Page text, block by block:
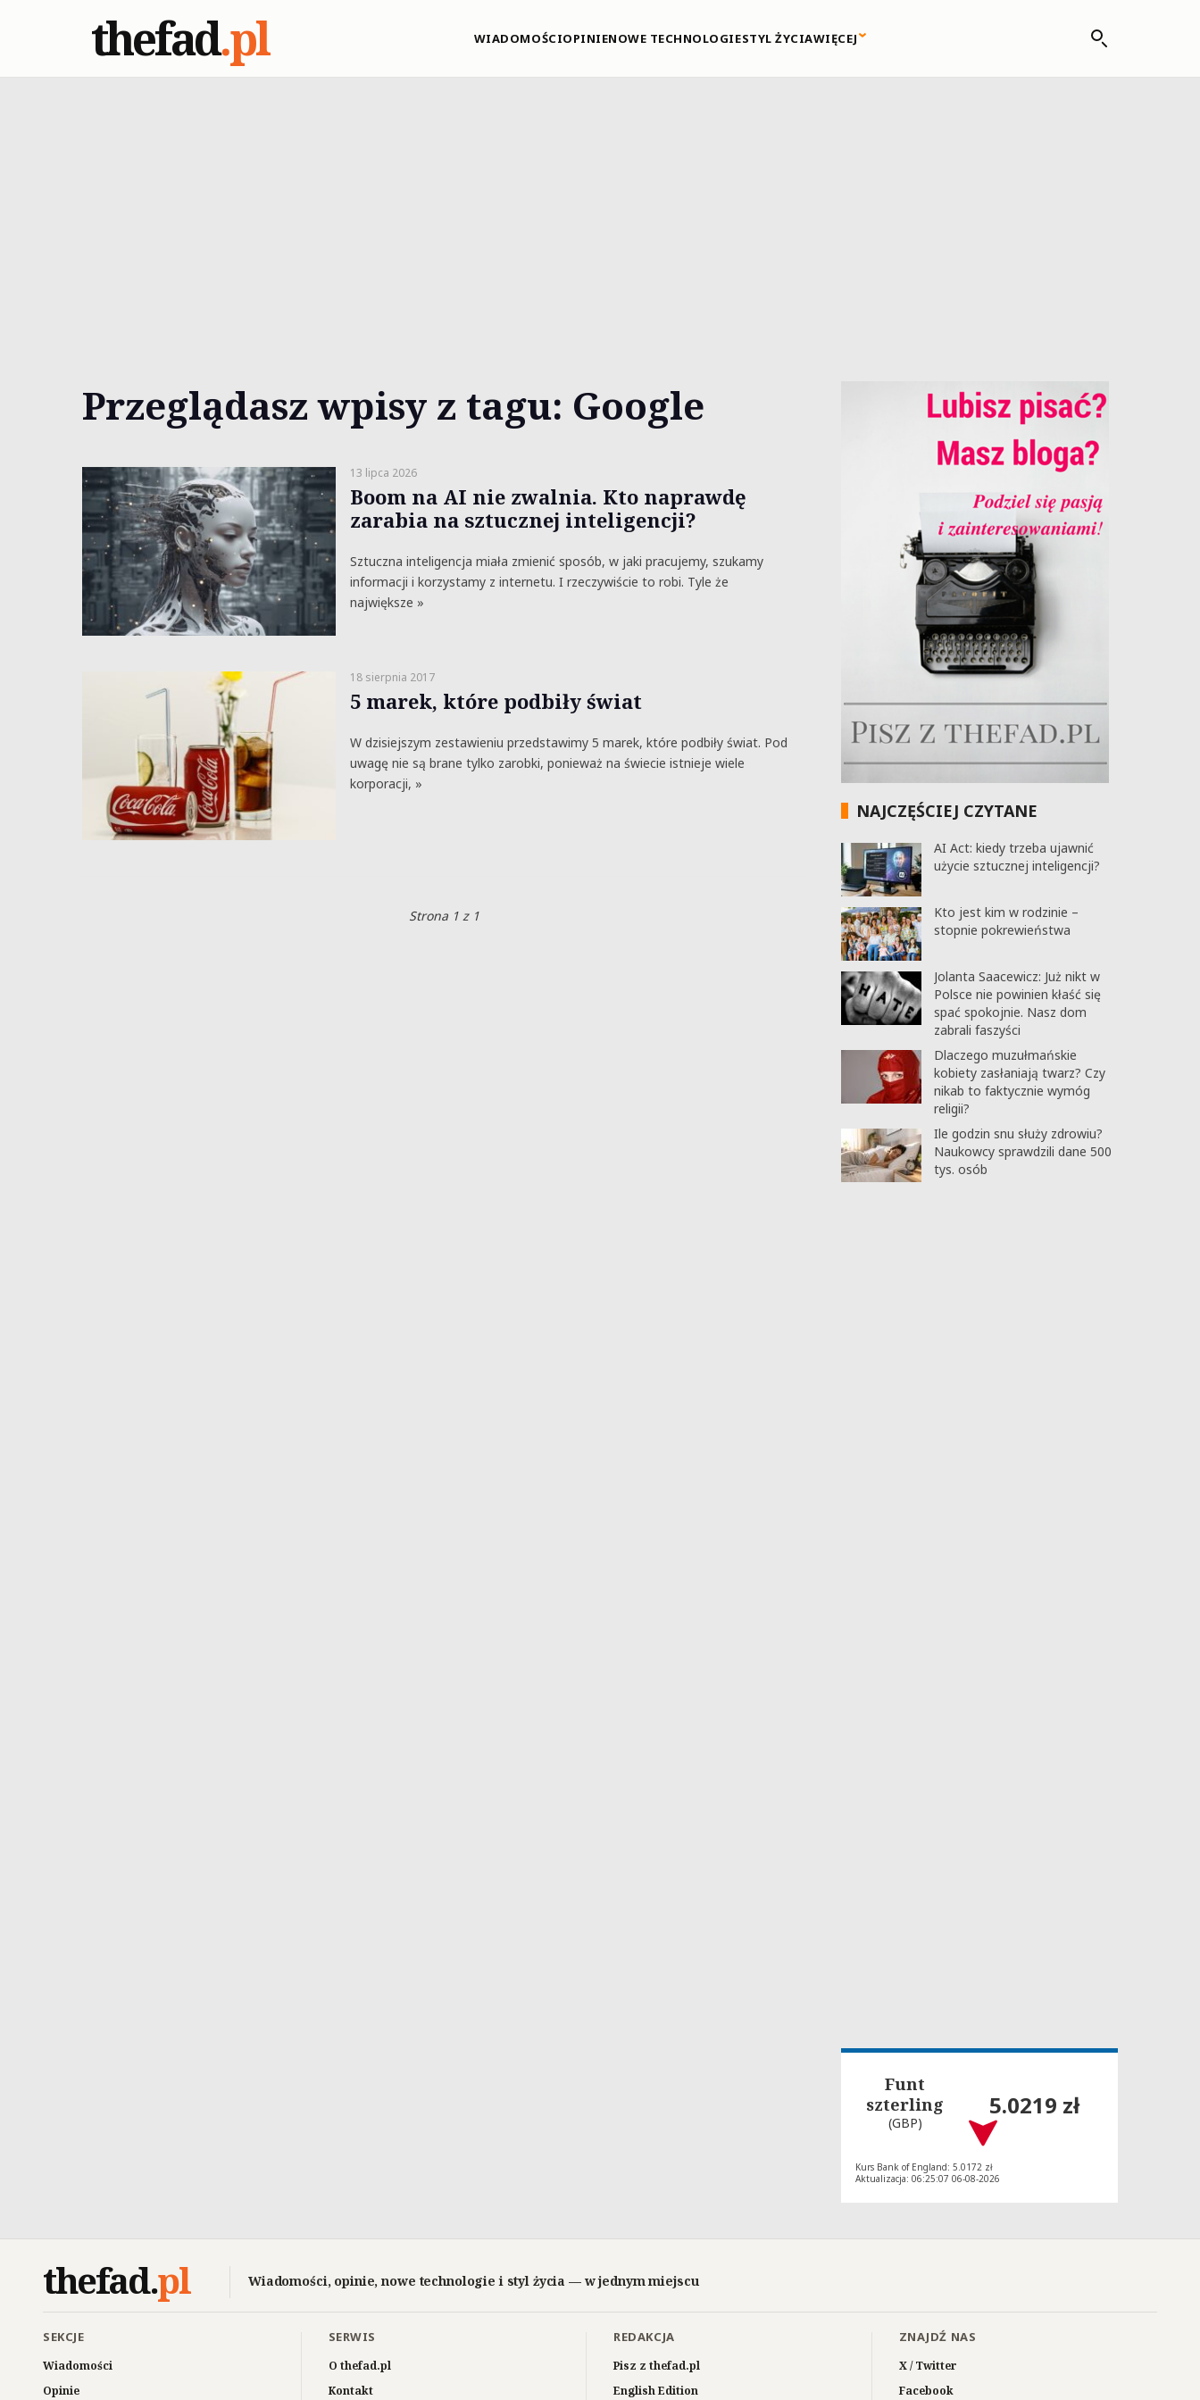
thefad.pl WIADOMOŚCIOPINIENOWE TECHNOLOGIESTYL ŻYCIAWIĘCEJ
Przeglądasz wpisy z tagu: Google
13 lipca 2026
Boom na AI nie zwalnia. Kto naprawdę
zarabia na sztucznej inteligencji?
Sztuczna inteligencja miała zmienić sposób, w jaki pracujemy, szukamy
informacji i korzystamy z internetu. I rzeczywiście to robi. Tyle że
największe »
18 sierpnia 2017
5 marek, które podbiły świat
W dzisiejszym zestawieniu przedstawimy 5 marek, które podbiły świat. Pod
uwagę nie są brane tylko zarobki, ponieważ na świecie istnieje wiele
korporacji, »
Strona 1 z 1
NAJCZĘŚCIEJ CZYTANE
AI Act: kiedy trzeba ujawnić
użycie sztucznej inteligencji?
Kto jest kim w rodzinie –
stopnie pokrewieństwa
Jolanta Saacewicz: Już nikt w
Polsce nie powinien kłaść się
spać spokojnie. Nasz dom
zabrali faszyści
Dlaczego muzułmańskie
kobiety zasłaniają twarz? Czy
nikab to faktycznie wymóg
religii?
Ile godzin snu służy zdrowiu?
Naukowcy sprawdzili dane 500
tys. osób
Funt
szterling
(GBP)
5.0219 zł
Kurs Bank of England: 5.0172 zł
Aktualizacja: 06:25:07 06-08-2026
thefad.pl Wiadomości, opinie, nowe technologie i styl życia — w jednym miejscu
SEKCJE
Wiadomości
Opinie
SERWIS
O thefad.pl
Kontakt
REDAKCJA
Pisz z thefad.pl
English Edition
ZNAJDŹ NAS
X / Twitter
Facebook